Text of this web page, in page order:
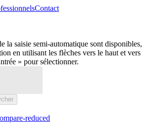
Contact
la saisie semi-automatique sont disponibles,
en utilisant les flèches vers le haut et vers
» pour sélectionner.